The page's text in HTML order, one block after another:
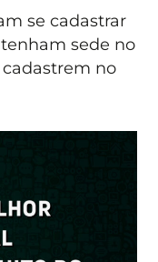
se cadastrar
sede no
cadastrem no